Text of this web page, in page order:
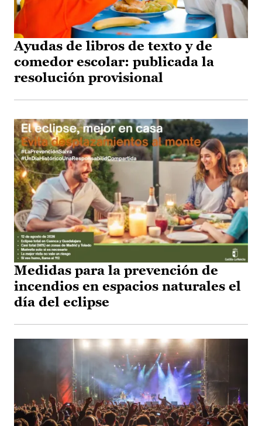
Ayudas de libros de texto y de
comedor escolar: publicada la
resolución provisional
Medidas para la prevención de
incendios en espacios naturales el
día del eclipse